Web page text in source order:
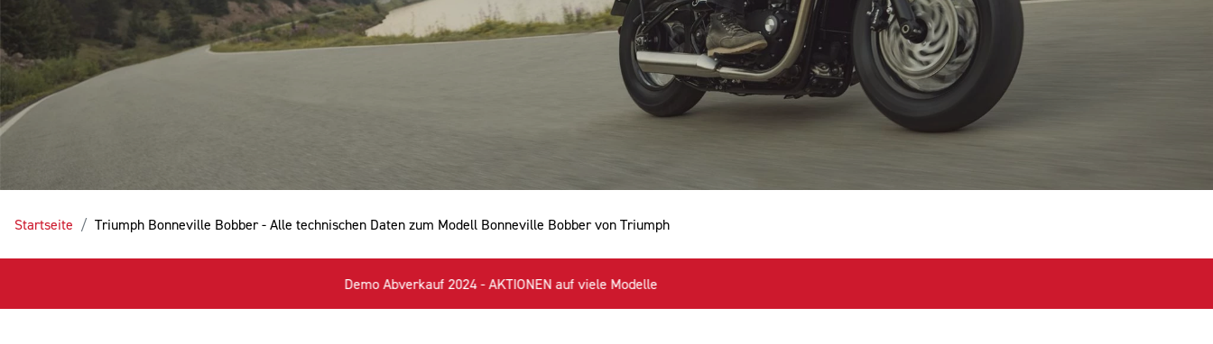
Startseite Triumph Bonneville Bobber - Alle technischen Daten zum Modell Bonneville Bobber von Triumph
Demo Abverkauf 2024 - AKTIONEN auf viele Modelle